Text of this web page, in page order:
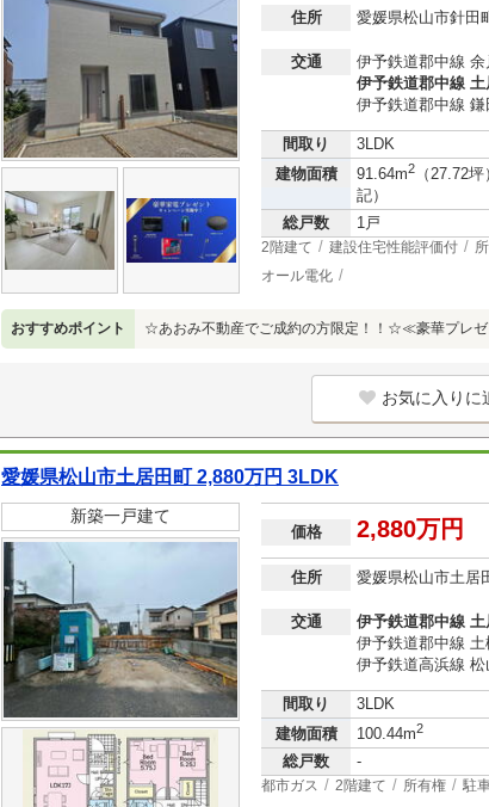
住所 愛媛県松山市針田
交通
伊予鉄道郡中線
伊予鉄道郡中線
伊予鉄道郡中線
間取り
3LDK
建物面積
91.64m2
（27.72
記）
総戸数
1戸
2階建て 建設住宅性能評価付
オール電化
おすすめポイント ☆あおみ不動産でご成約の方限定！！☆≪豪華プレ
お気に入りに
愛媛県松山市土居田町 2,880万円 3LDK
新築一戸建て
価格 2,880万円
住所 愛媛県松山市土居
交通
伊予鉄道郡中線
伊予鉄道郡中線
伊予鉄道高浜線
間取り
3LDK
建物面積
100.44m2
総戸数 -
都市ガス 2階建て 所有権 駐